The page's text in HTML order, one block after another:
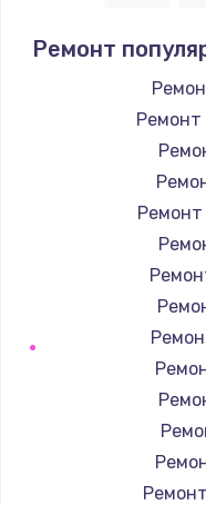
Ремонт
Ремонт
Ремонт